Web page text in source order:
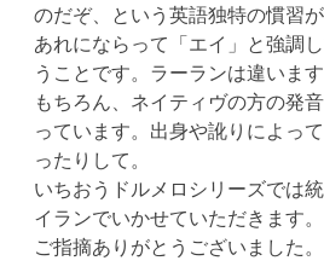
のだぞ、という英語独特の慣習
あれにならって「エイ」と強調
うことです。ラーランは違います
もちろん、ネイティヴの方の発
っています。出身や訛りによっ
ったりして。
いちおうドルメロシリーズでは
イランでいかせていただきます。
ご指摘ありがとうございました。